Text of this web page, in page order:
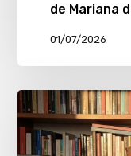
de Mariana
01/07/2026